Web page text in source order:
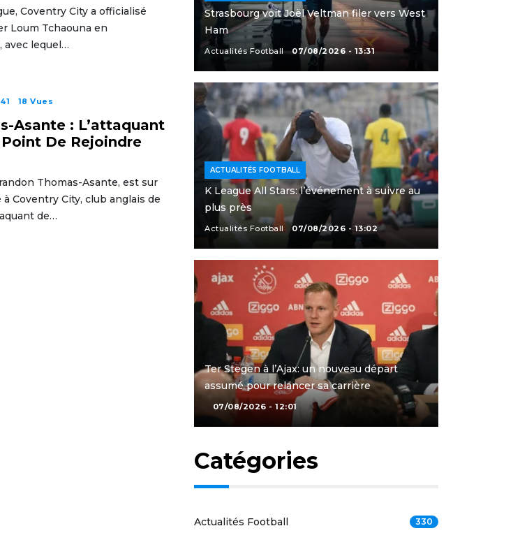
Coventry City a officialisé
Loum Tchaouna en
avec lequel…
18 Vues
Asante : L’attaquant
De Rejoindre
Thomas-Asante, est sur
Coventry City, club anglais de
de…
Strasbourg voit Joël Veltman filer vers West
Ham
Actualités Football 07/08/2026 - 13:31
ACTUALITÉS FOOTBALL
K League All Stars: l’événement à suivre au
plus près
Actualités Football 07/08/2026 - 13:02
Ter Stegen à l’Ajax: un nouveau départ
assumé pour relancer sa carrière
07/08/2026 - 12:01
Catégories
Actualités Football 330